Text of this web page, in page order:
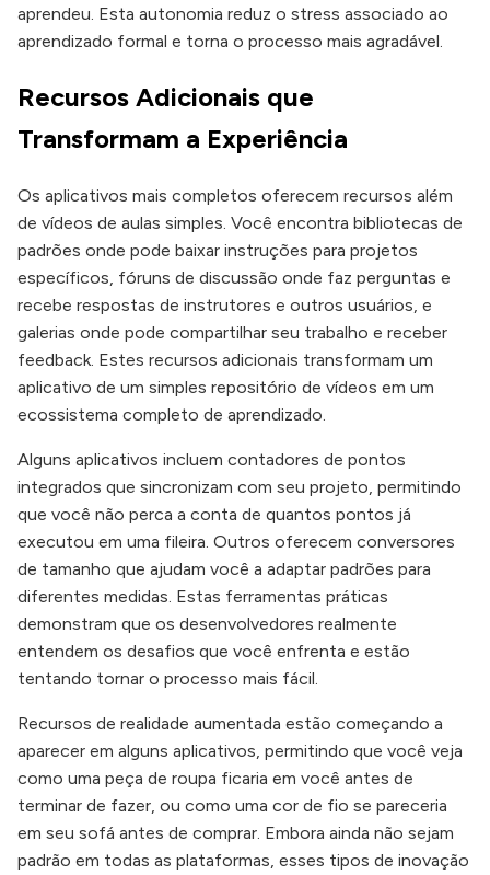
aprendeu. Esta autonomia reduz o stress associado ao
aprendizado formal e torna o processo mais agradável.
Recursos Adicionais que
Transformam a Experiência
Os aplicativos mais completos oferecem recursos além
de vídeos de aulas simples. Você encontra bibliotecas de
padrões onde pode baixar instruções para projetos
específicos, fóruns de discussão onde faz perguntas e
recebe respostas de instrutores e outros usuários, e
galerias onde pode compartilhar seu trabalho e receber
feedback. Estes recursos adicionais transformam um
aplicativo de um simples repositório de vídeos em um
ecossistema completo de aprendizado.
Alguns aplicativos incluem contadores de pontos
integrados que sincronizam com seu projeto, permitindo
que você não perca a conta de quantos pontos já
executou em uma fileira. Outros oferecem conversores
de tamanho que ajudam você a adaptar padrões para
diferentes medidas. Estas ferramentas práticas
demonstram que os desenvolvedores realmente
entendem os desafios que você enfrenta e estão
tentando tornar o processo mais fácil.
Recursos de realidade aumentada estão começando a
aparecer em alguns aplicativos, permitindo que você veja
como uma peça de roupa ficaria em você antes de
terminar de fazer, ou como uma cor de fio se pareceria
em seu sofá antes de comprar. Embora ainda não sejam
padrão em todas as plataformas, esses tipos de inovação